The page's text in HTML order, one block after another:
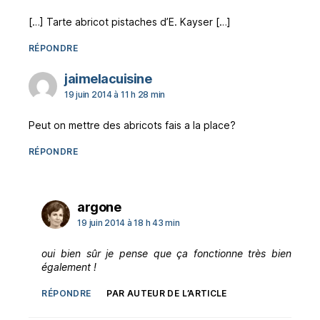
[…] Tarte abricot pistaches d’E. Kayser […]
RÉPONDRE
jaimelacuisinedit :
19 juin 2014 à 11 h 28 min
Peut on mettre des abricots fais a la place?
RÉPONDRE
argonedit :
19 juin 2014 à 18 h 43 min
oui bien sûr je pense que ça fonctionne très bien
également !
RÉPONDRE PAR AUTEUR DE L’ARTICLE